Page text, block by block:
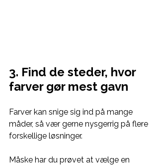
3. Find de steder, hvor
farver gør mest gavn
Farver kan snige sig ind på mange
måder, så vær gerne nysgerrig på flere
forskellige løsninger.
Måske har du prøvet at vælge en